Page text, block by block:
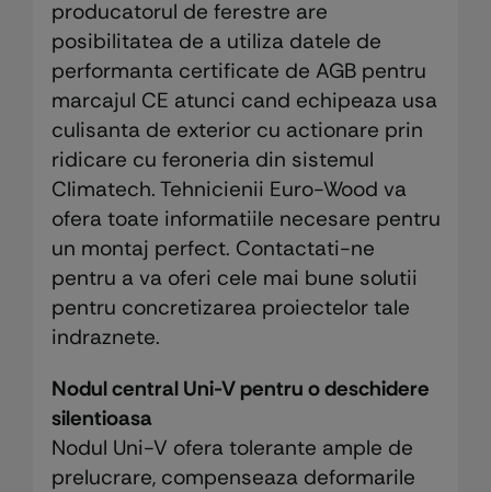
producatorul de ferestre are
posibilitatea de a utiliza datele de
performanta certificate de AGB pentru
marcajul CE atunci cand echipeaza usa
culisanta de exterior cu actionare prin
ridicare cu feroneria din sistemul
Climatech. Tehnicienii Euro-Wood va
ofera toate informatiile necesare pentru
un montaj perfect. Contactati-ne
pentru a va oferi cele mai bune solutii
pentru concretizarea proiectelor tale
indraznete.
Nodul central Uni-V pentru o deschidere
silentioasa
Nodul Uni-V ofera tolerante ample de
prelucrare, compenseaza deformarile